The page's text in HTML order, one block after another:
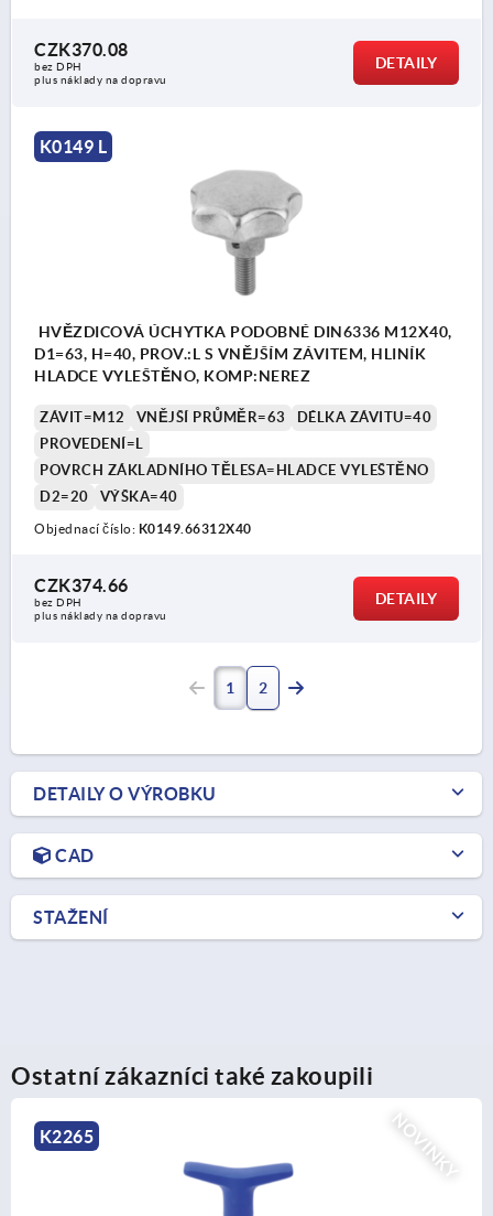
CZK370.08
bez DPH
plus náklady na dopravu
DETAILY
K0149 L
HVĚZDICOVÁ ÚCHYTKA PODOBNÉ DIN6336 M12X40,
D1=63, H=40, PROV.:L S VNĚJŠÍM ZÁVITEM, HLINÍK
HLADCE VYLEŠTĚNO, KOMP:NEREZ
ZÁVIT=M12 VNĚJŠÍ PRŮMĚR=63
DÉLKA ZÁVITU=40
PROVEDENÍ=L
POVRCH ZÁKLADNÍHO TĚLESA=HLADCE VYLEŠTĚNO
D2=20
VÝŠKA=40
Objednací číslo: K0149.66312X40
CZK374.66
bez DPH
plus náklady na dopravu
DETAILY
1 2
DETAILY O VÝROBKU
CAD
STAŽENÍ
Ostatní zákazníci také zakoupili
NOVINKY
K0303